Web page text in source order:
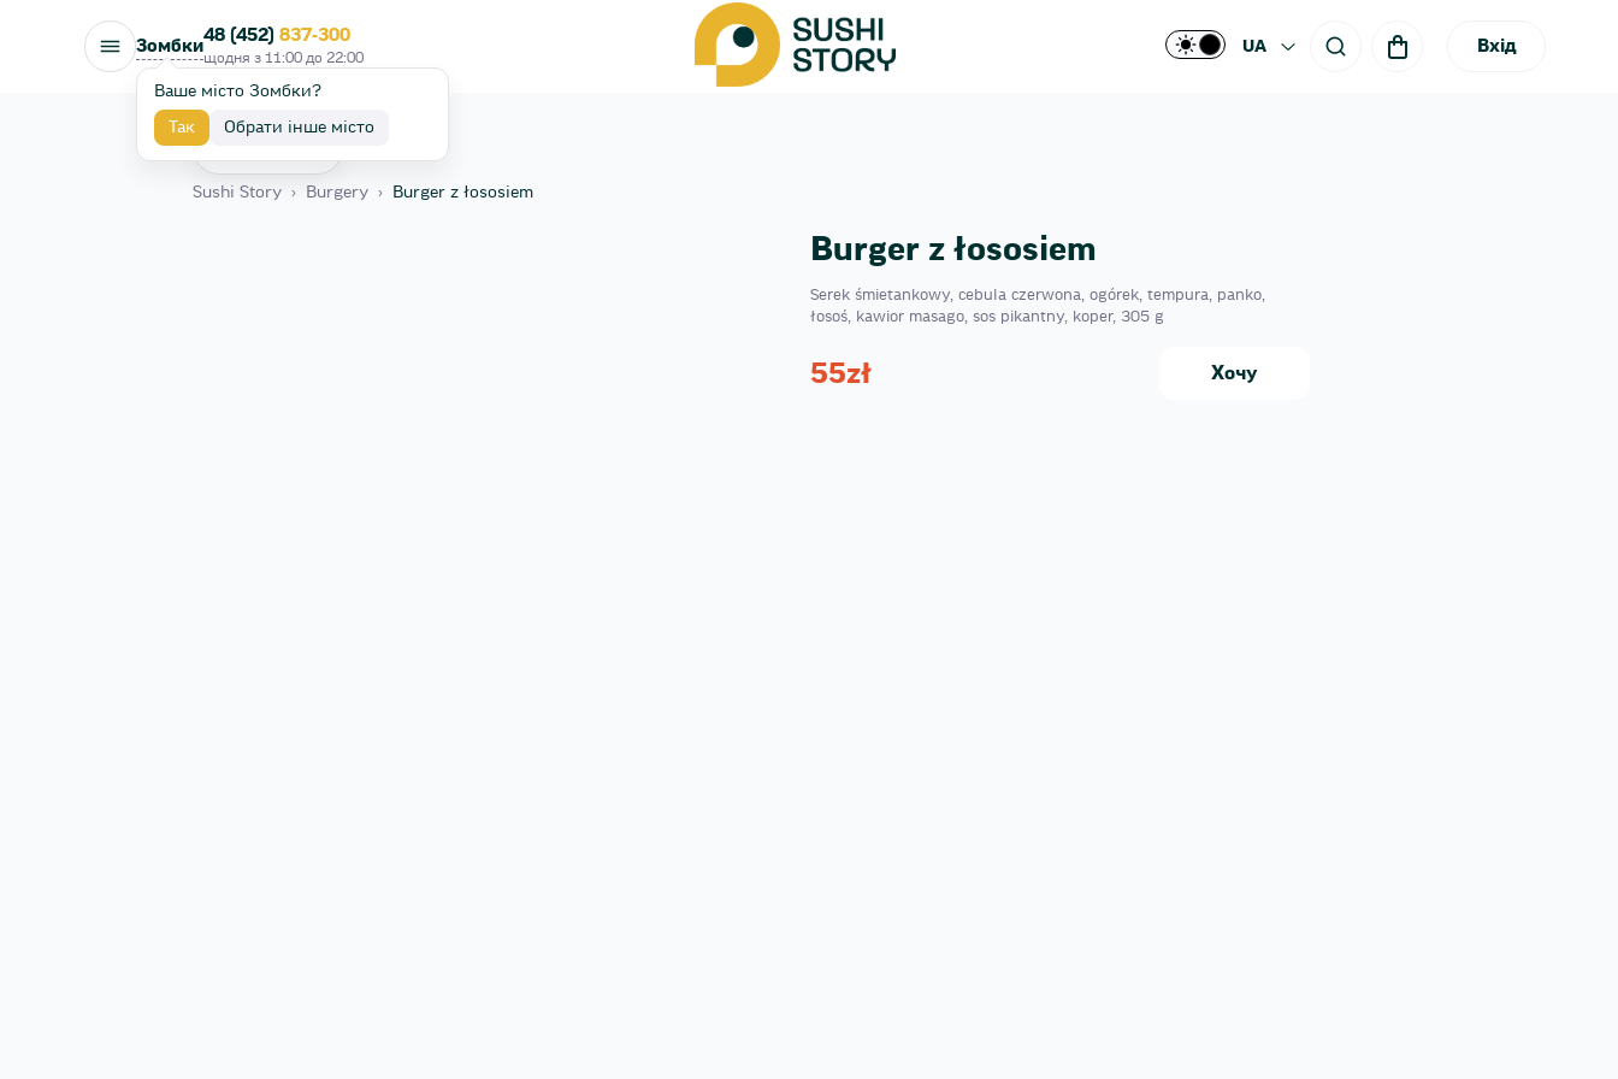
Зомбки
Ваше місто Зомбки?
Так Обрати інше місто
48 (452) 837-300
щодня з 11:00 до 22:00
UA Вхід
Sushi Story › Burgery › Burger z łososiem
Burger z łososiem
Serek śmietankowy, cebula czerwona, ogórek, tempura, panko,
łosoś, kawior masago, sos pikantny, koper, 305 g
55zł Хочу